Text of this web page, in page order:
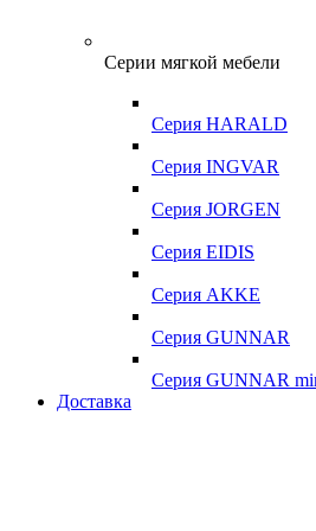
Серии мягкой мебели
Серия HARALD
Серия INGVAR
Серия JORGEN
Серия EIDIS
Серия AKKE
Серия GUNNAR
Серия GUNNAR
Доставка